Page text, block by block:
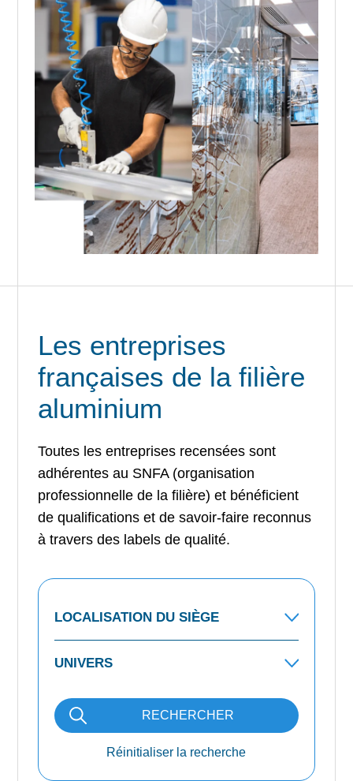
Les entreprises
françaises de la filière
aluminium
Toutes les entreprises recensées sont
adhérentes au SNFA (organisation
professionnelle de la filière) et bénéficient
de qualifications et de savoir-faire reconnus
à travers des labels de qualité.
RECHERCHER
Réinitialiser la recherche